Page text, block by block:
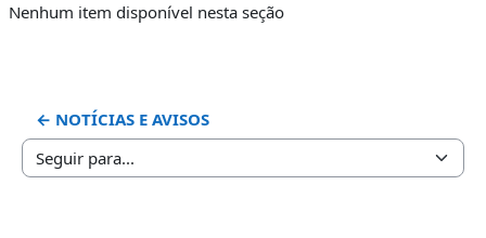
Nenhum item disponível nesta seção
← NOTÍCIAS E AVISOS
Seguir para...